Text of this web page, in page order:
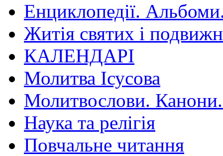
Енциклопедії.
Житія святих і
КАЛЕНДАРІ
Молитва Ісусова
Молитвослови.
Наука та релігія
Повчальне читання